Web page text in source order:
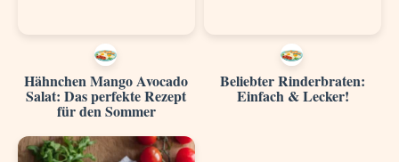
Hähnchen Mango Avocado
Salat: Das perfekte Rezept
für den Sommer
Beliebter Rinderbraten:
Einfach & Lecker!